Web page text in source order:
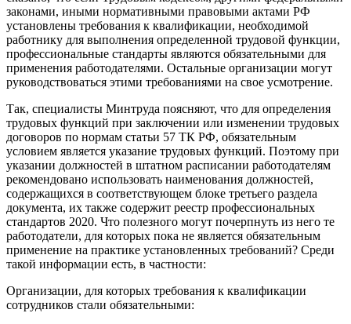
законами, иными нормативными правовыми актами РФ
установлены требования к квалификации, необходимой
работнику для выполнения определенной трудовой функции,
профессиональные стандарты являются обязательными для
применения работодателями. Остальные организации могут
руководствоваться этими требованиями на свое усмотрение.
Так, специалисты Минтруда поясняют, что для определения
трудовых функций при заключении или изменении трудовых
договоров по нормам статьи 57 ТК РФ, обязательным
условием является указание трудовых функций. Поэтому при
указании должностей в штатном расписании работодателям
рекомендовано использовать наименования должностей,
содержащихся в соответствующем блоке третьего раздела
документа, их также содержит реестр профессиональных
стандартов 2020. Что полезного могут почерпнуть из него те
работодатели, для которых пока не является обязательным
применение на практике установленных требований? Среди
такой информации есть, в частности:
Организации, для которых требования к квалификации
сотрудников стали обязательными: